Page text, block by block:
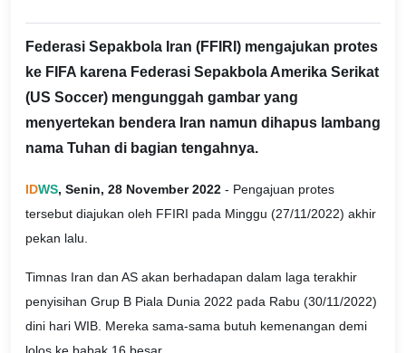
Federasi Sepakbola Iran (FFIRI) mengajukan protes
ke FIFA karena Federasi Sepakbola Amerika Serikat
(US Soccer) mengunggah gambar yang
menyertekan bendera Iran namun dihapus lambang
nama Tuhan di bagian tengahnya.
IDWS, Senin, 28 November 2022 - Pengajuan protes
tersebut diajukan oleh FFIRI pada Minggu (27/11/2022) akhir
pekan lalu.
Timnas Iran dan AS akan berhadapan dalam laga terakhir
penyisihan Grup B Piala Dunia 2022 pada Rabu (30/11/2022)
dini hari WIB. Mereka sama-sama butuh kemenangan demi